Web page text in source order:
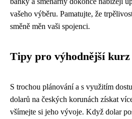
vašeho výběru. Pamatujte, že
směně měn vaši spojenci.
Tipy pro výhodnější kurz
S trochou plánování a s využitím
dolarů na českých korunách získat
všímejte si jeho vývoje. Když dolar